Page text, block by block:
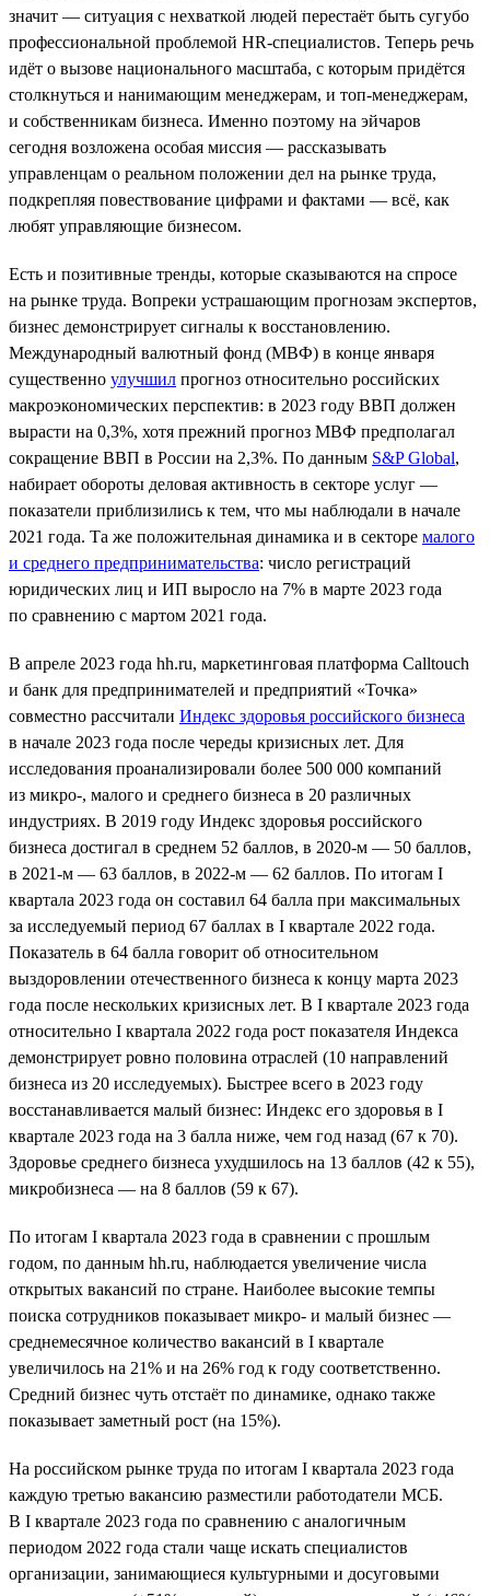
значит — ситуация с нехваткой людей перестаёт быть сугубо
профессиональной проблемой HR-специалистов. Теперь речь
идёт о вызове национального масштаба, с которым придётся
столкнуться и нанимающим менеджерам, и топ-менеджерам,
и собственникам бизнеса. Именно поэтому на эйчаров
сегодня возложена особая миссия — рассказывать
управленцам о реальном положении дел на рынке труда,
подкрепляя повествование цифрами и фактами — всё, как
любят управляющие бизнесом.
Есть и позитивные тренды, которые сказываются на спросе
на рынке труда. Вопреки устрашающим прогнозам экспертов,
бизнес демонстрирует сигналы к восстановлению.
Международный валютный фонд (МВФ) в конце января
существенно улучшил прогноз относительно российских
макроэкономических перспектив: в 2023 году ВВП должен
вырасти на 0,3%, хотя прежний прогноз МВФ предполагал
сокращение ВВП в России на 2,3%. По данным S&P Global,
набирает обороты деловая активность в секторе услуг —
показатели приблизились к тем, что мы наблюдали в начале
2021 года. Та же положительная динамика и в секторе малого
и среднего предпринимательства: число регистраций
юридических лиц и ИП выросло на 7% в марте 2023 года
по сравнению с мартом 2021 года.
В апреле 2023 года hh.ru, маркетинговая платформа Calltouch
и банк для предпринимателей и предприятий «Точка»
совместно рассчитали Индекс здоровья российского бизнеса
в начале 2023 года после череды кризисных лет. Для
исследования проанализировали более 500 000 компаний
из микро-, малого и среднего бизнеса в 20 различных
индустриях. В 2019 году Индекс здоровья российского
бизнеса достигал в среднем 52 баллов, в 2020-м — 50 баллов,
в 2021-м — 63 баллов, в 2022-м — 62 баллов. По итогам I
квартала 2023 года он составил 64 балла при максимальных
за исследуемый период 67 баллах в I квартале 2022 года.
Показатель в 64 балла говорит об относительном
выздоровлении отечественного бизнеса к концу марта 2023
года после нескольких кризисных лет. В I квартале 2023 года
относительно I квартала 2022 года рост показателя Индекса
демонстрирует ровно половина отраслей (10 направлений
бизнеса из 20 исследуемых). Быстрее всего в 2023 году
восстанавливается малый бизнес: Индекс его здоровья в I
квартале 2023 года на 3 балла ниже, чем год назад (67 к 70).
Здоровье среднего бизнеса ухудшилось на 13 баллов (42 к 55),
микробизнеса — на 8 баллов (59 к 67).
По итогам I квартала 2023 года в сравнении с прошлым
годом, по данным hh.ru, наблюдается увеличение числа
открытых вакансий по стране. Наиболее высокие темпы
поиска сотрудников показывает микро- и малый бизнес —
среднемесячное количество вакансий в I квартале
увеличилось на 21% и на 26% год к году соответственно.
Средний бизнес чуть отстаёт по динамике, однако также
показывает заметный рост (на 15%).
На российском рынке труда по итогам I квартала 2023 года
каждую третью вакансию разместили работодатели МСБ.
В I квартале 2023 года по сравнению с аналогичным
периодом 2022 года стали чаще искать специалистов
организации, занимающиеся культурными и досуговыми